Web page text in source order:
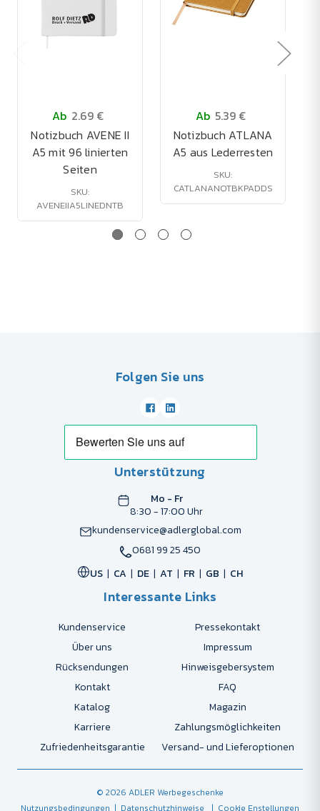
Ab 2.69 €
Notizbuch AVENE II
A5 mit 96 linierten
Seiten
SKU:
AVENEIIA5LINEDNTB
Ab 5.39 €
Notizbuch ATLANA
A5 aus Lederresten
SKU:
CATLANANOTBKPADDS
Folgen Sie uns
Unterstützung
Mo - Fr
8:30 - 17:00 Uhr
kundenservice@adlerglobal.com
0681 99 25 450
US
CA DE AT FR GB CH
Interessante Links
Kundenservice
Pressekontakt
Über uns
Impressum
Rücksendungen
Hinweisgebersystem
Kontakt
FAQ
Katalog
Magazin
Karriere
Zahlungsmöglichkeiten
Zufriedenheitsgarantie
Versand- und Lieferoptionen
© 2026 ADLER Werbegeschenke
Nutzungsbedingungen | Datenschutzhinweise | Cookie Enstellungen